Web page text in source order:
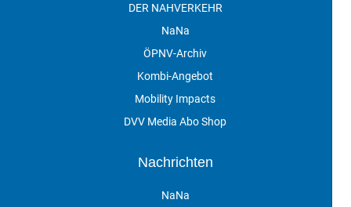
DER NAHVERKEHR
NaNa
ÖPNV-Archiv
Kombi-Angebot
Mobility Impacts
DVV Media Abo Shop
Nachrichten
NaNa